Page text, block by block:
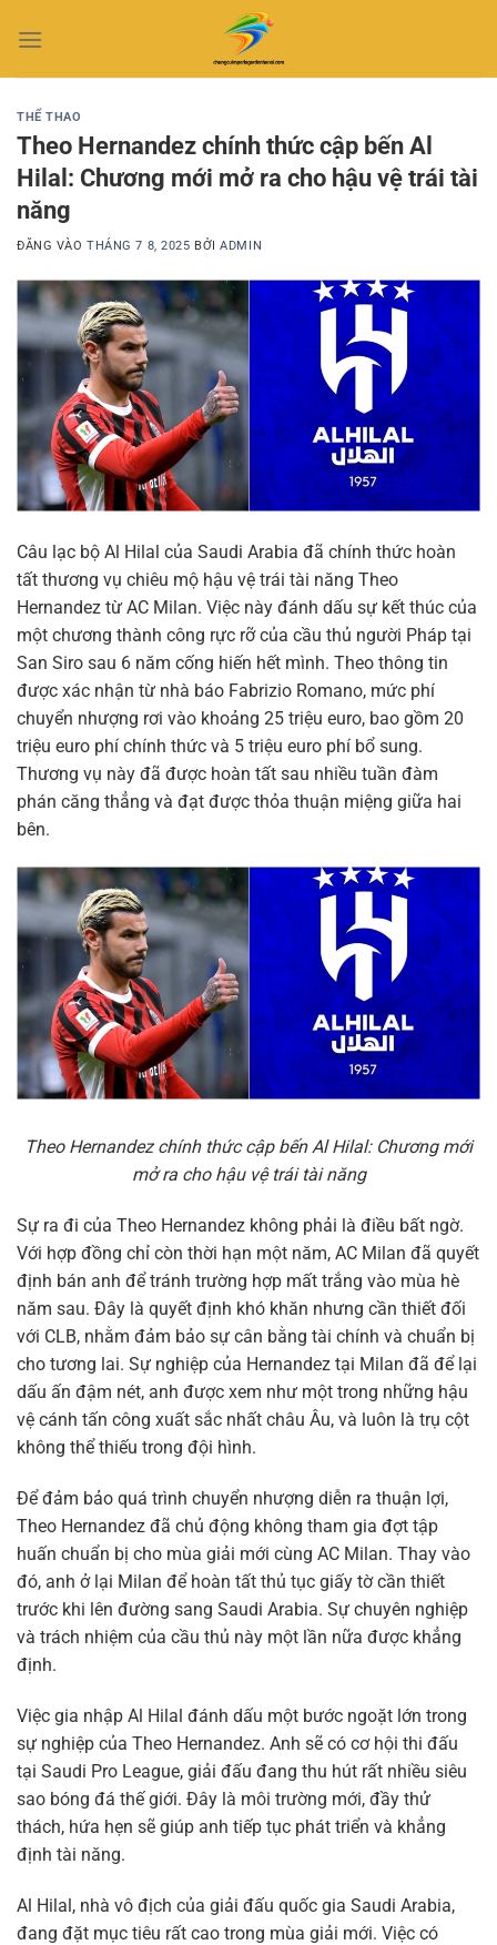
qua
THỂ THAO
Theo Hernandez chính thức cập bến Al
Hilal: Chương mới mở ra cho hậu vệ trái tài
năng
ĐĂNG VÀOTHÁNG 7 8, 2025 BỞIADMIN
Câu lạc bộ Al Hilal của Saudi Arabia đã chính thức hoàn
tất thương vụ chiêu mộ hậu vệ trái tài năng Theo
Hernandez từ AC Milan. Việc này đánh dấu sự kết thúc của
một chương thành công rực rỡ của cầu thủ người Pháp tại
San Siro sau 6 năm cống hiến hết mình. Theo thông tin
được xác nhận từ nhà báo Fabrizio Romano, mức phí
chuyển nhượng rơi vào khoảng 25 triệu euro, bao gồm 20
triệu euro phí chính thức và 5 triệu euro phí bổ sung.
Thương vụ này đã được hoàn tất sau nhiều tuần đàm
phán căng thẳng và đạt được thỏa thuận miệng giữa hai
bên.
Theo Hernandez chính thức cập bến Al Hilal: Chương mới
mở ra cho hậu vệ trái tài năng
Sự ra đi của Theo Hernandez không phải là điều bất ngờ.
Với hợp đồng chỉ còn thời hạn một năm, AC Milan đã quyết
định bán anh để tránh trường hợp mất trắng vào mùa hè
năm sau. Đây là quyết định khó khăn nhưng cần thiết đối
với CLB, nhằm đảm bảo sự cân bằng tài chính và chuẩn bị
cho tương lai. Sự nghiệp của Hernandez tại Milan đã để lại
dấu ấn đậm nét, anh được xem như một trong những hậu
vệ cánh tấn công xuất sắc nhất châu Âu, và luôn là trụ cột
không thể thiếu trong đội hình.
Để đảm bảo quá trình chuyển nhượng diễn ra thuận lợi,
Theo Hernandez đã chủ động không tham gia đợt tập
huấn chuẩn bị cho mùa giải mới cùng AC Milan. Thay vào
đó, anh ở lại Milan để hoàn tất thủ tục giấy tờ cần thiết
trước khi lên đường sang Saudi Arabia. Sự chuyên nghiệp
và trách nhiệm của cầu thủ này một lần nữa được khẳng
định.
Việc gia nhập Al Hilal đánh dấu một bước ngoặt lớn trong
sự nghiệp của Theo Hernandez. Anh sẽ có cơ hội thi đấu
tại Saudi Pro League, giải đấu đang thu hút rất nhiều siêu
sao bóng đá thế giới. Đây là môi trường mới, đầy thử
thách, hứa hẹn sẽ giúp anh tiếp tục phát triển và khẳng
định tài năng.
Al Hilal, nhà vô địch của giải đấu quốc gia Saudi Arabia,
đang đặt mục tiêu rất cao trong mùa giải mới. Việc có